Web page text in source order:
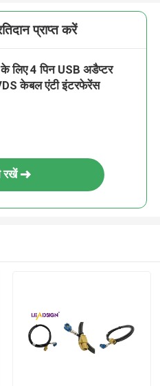
प्राप्त करें
लिए 4 पिन USB अडैप्टर
केबल एंटी इंटरफेरेंस
रखें